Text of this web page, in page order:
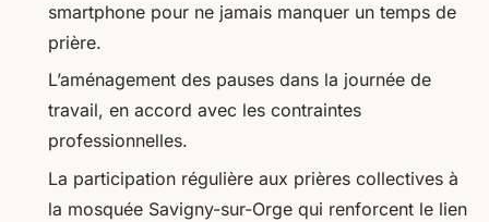
smartphone pour ne jamais manquer un temps de
prière.
L’aménagement des pauses dans la journée de
travail, en accord avec les contraintes
professionnelles.
La participation régulière aux prières collectives à
la mosquée Savigny-sur-Orge qui renforcent le lien